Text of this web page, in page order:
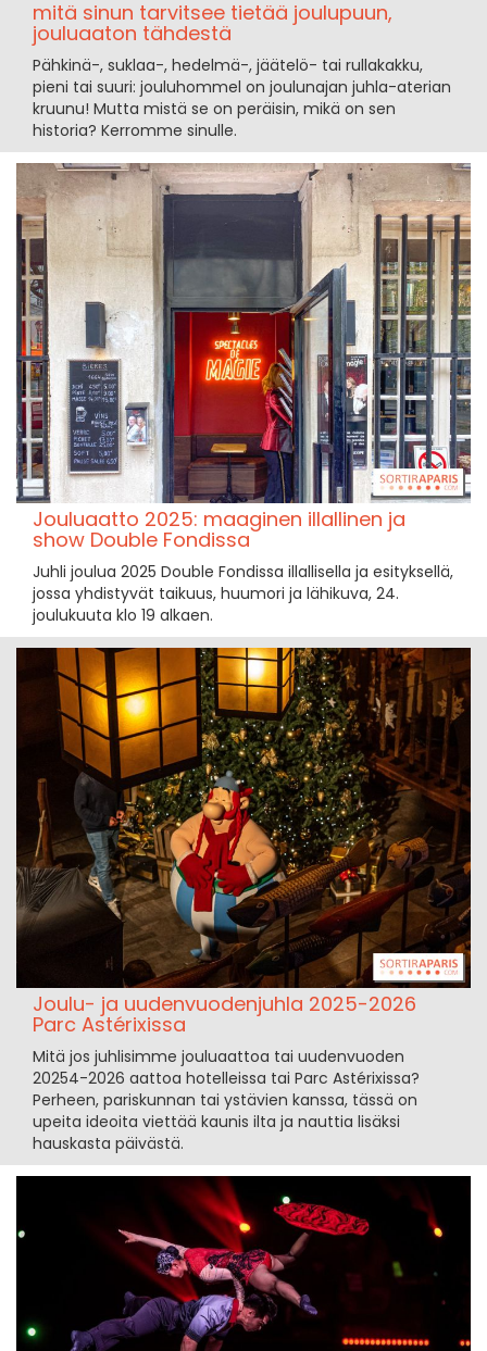
mitä sinun tarvitsee tietää joulupuun,
jouluaaton tähdestä
Pähkinä-, suklaa-, hedelmä-, jäätelö- tai rullakakku,
pieni tai suuri: jouluhommel on joulunajan juhla-aterian
kruunu! Mutta mistä se on peräisin, mikä on sen
historia? Kerromme sinulle.
Jouluaatto 2025: maaginen illallinen ja
show Double Fondissa
Juhli joulua 2025 Double Fondissa illallisella ja esityksellä,
jossa yhdistyvät taikuus, huumori ja lähikuva, 24.
joulukuuta klo 19 alkaen.
Joulu- ja uudenvuodenjuhla 2025-2026
Parc Astérixissa
Mitä jos juhlisimme jouluaattoa tai uudenvuoden
20254-2026 aattoa hotelleissa tai Parc Astérixissa?
Perheen, pariskunnan tai ystävien kanssa, tässä on
upeita ideoita viettää kaunis ilta ja nauttia lisäksi
hauskasta päivästä.